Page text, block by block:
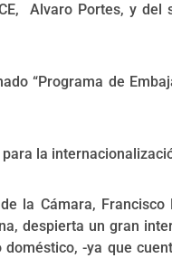
Alvaro Portes, y del
“Programa de
la
la Cámara,
despierta un gran
-ya que